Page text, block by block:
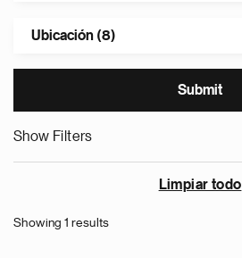
Ubicación (8)
Show Filters
Limpiar todo
Showing 1 results